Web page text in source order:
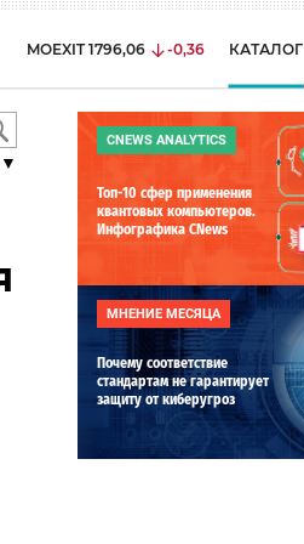
MOEXIT 1796,06 -0,36 КАТАЛОГ
▼
CNEWS ANALYTICS
Топ-10 сфер применения
квантовых компьютеров.
Инфографика CNews
МНЕНИЕ МЕСЯЦА
Почему соответствие
стандартам не гарантирует
защиту от киберугроз